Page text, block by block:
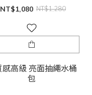
NT$1,080 NT$1,280